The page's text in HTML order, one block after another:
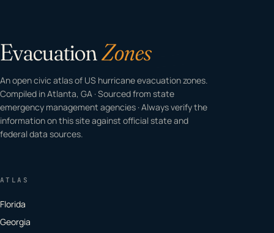
EvacuationZones
An open civic atlas of US hurricane evacuation zones.
Compiled in Atlanta, GA · Sourced from state
emergency management agencies · Always verify the
information on this site against official state and
federal data sources.
ATLAS
Florida
Georgia